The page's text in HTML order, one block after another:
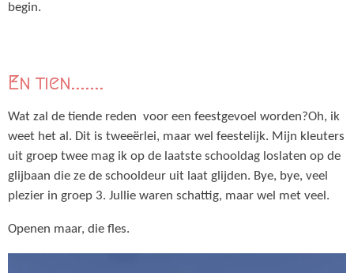
begin.
En tien.......
Wat zal de tiende reden voor een feestgevoel worden?Oh, ik
weet het al. Dit is tweeërlei, maar wel feestelijk. Mijn kleuters
uit groep twee mag ik op de laatste schooldag loslaten op de
glijbaan die ze de schooldeur uit laat glijden. Bye, bye, veel
plezier in groep 3. Jullie waren schattig, maar wel met veel.
Openen maar, die fles.